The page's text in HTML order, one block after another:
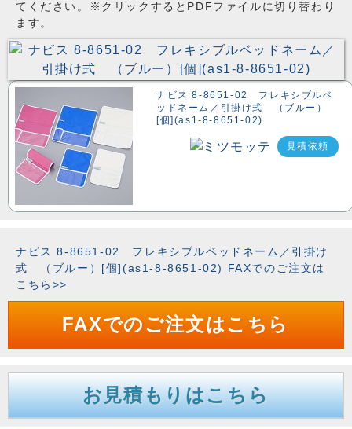
てください。※クリックするとPDFファイルに切り替わり
ます。
ナビス 8-8651-02 フレキシブルベ
ッドネーム／引掛け式 （ブルー）
[個](as1-8-8651-02)
見積依頼
ナビス 8-8651-02 フレキシブルベッドネーム／引掛け
式 （ブルー）[個](as1-8-8651-02) FAXでのご注文は
こちら>>
FAXでのご注文はこちら
お見積もりはこちら